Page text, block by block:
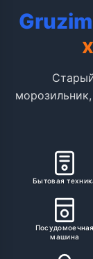
Бытовая
Посудомоечная
машина